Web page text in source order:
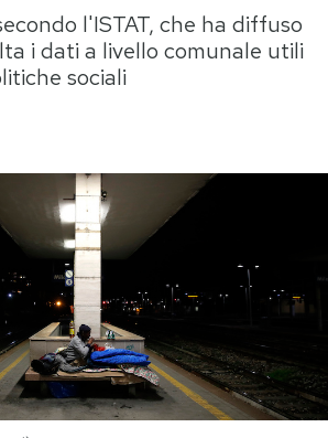
Storie/Idee
Ok Boomer!
Media
Mondiali calcio 2026
l'ISTAT, che ha diffuso
i dati a livello comunale utili
sociali